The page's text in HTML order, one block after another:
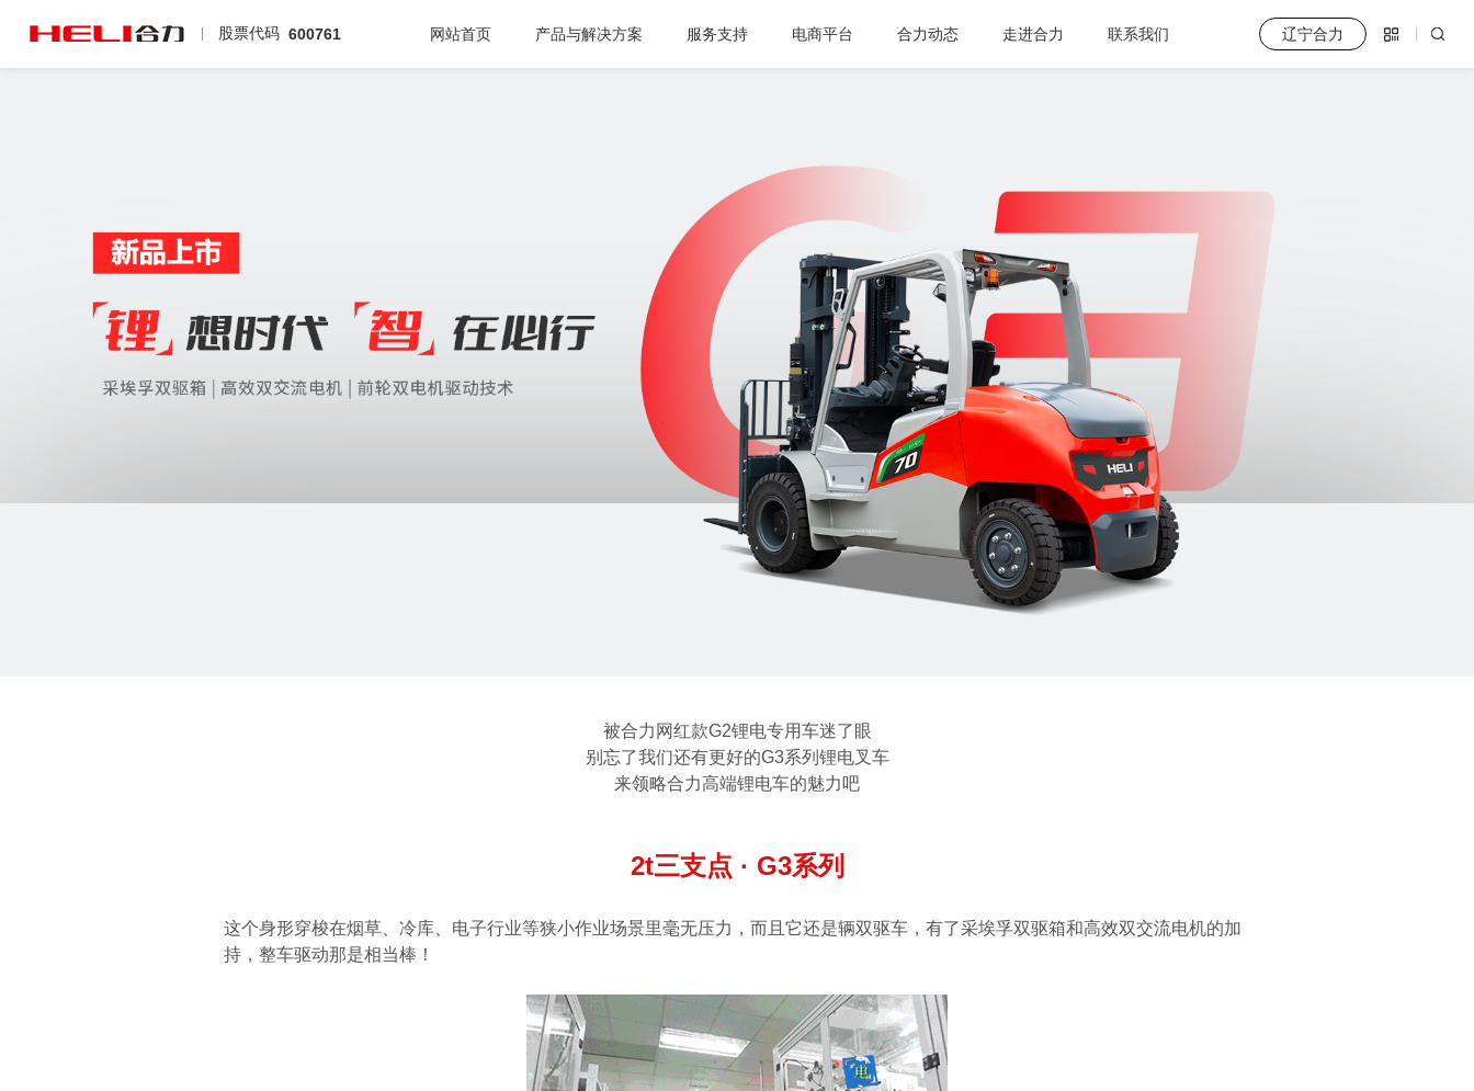
股票代码 600761 网站首页 产品与解决方案 服务支持 电商平台 合力动态 走进合力 联系我们 辽宁合力
被合力网红款G2锂电专用车迷了眼
别忘了我们还有更好的G3系列锂电叉车
来领略合力高端锂电车的魅力吧
2t三支点 · G3系列
这个身形穿梭在烟草、冷库、电子行业等狭小作业场景里毫无压力，而且它还是辆双驱车，有了采埃孚双驱箱和高效双交流电机的加
持，整车驱动那是相当棒！